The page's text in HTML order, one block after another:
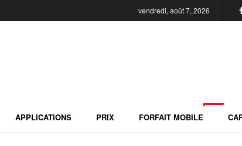
vendredi, août 7, 2026
APPLICATIONS PRIX FORFAIT MOBILE